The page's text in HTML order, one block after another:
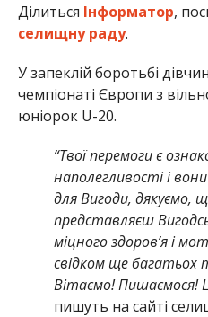
Ділиться Інформатор,
селищну раду.
У запеклій боротьбі
чемпіонаті Європи з
юніорок U-20.
“Твої перемоги є
наполегливості і
для Вигоди, дякуємо,
представляєш
міцного здоров’я і
свідком ще багатьох
Вітаємо! Пишаємося!
пишуть на сайті